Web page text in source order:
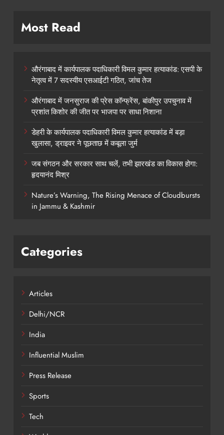
Most Read
औरंगाबाद में कार्यपालक पदाधिकारी विमल कुमार हत्याकांड: एसपी के
नेतृत्व में 7 सदस्यीय एसआईटी गठित, जांच तेज
औरंगाबाद में जनसुराज की प्रेस कॉन्फ्रेंस, बांकीपुर उपचुनाव में
प्रशांत किशोर की जीत पर भाजपा पर साधा निशाना
डेहरी के कार्यपालक पदाधिकारी विमल कुमार हत्याकांड में बड़ा
खुलासा, ड्राइवर ने पूछताछ में कबूला जुर्म
जब संगठन और सरकार साथ चलें, तभी झारखंड का विकास होगा:
हृदयानंद मिश्र
Nature’s Warning, The Rising Menace of Cloudbursts
in Jammu & Kashmir
Categories
Articles
Delhi/NCR
India
Influential Muslim
Press Release
Sports
Tech